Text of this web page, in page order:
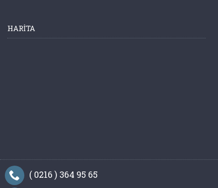
HARITA
( 0216 ) 364 95 65